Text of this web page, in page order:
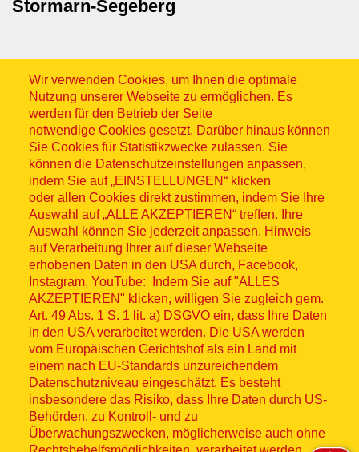
Stormarn-Segeberg
Wir verwenden Cookies, um Ihnen die optimale
Nutzung unserer Webseite zu ermöglichen. Es
werden für den Betrieb der Seite
notwendige Cookies gesetzt. Darüber hinaus können
Sie Cookies für Statistikzwecke zulassen. Sie
können die Datenschutzeinstellungen anpassen,
indem Sie auf „EINSTELLUNGEN“ klicken
oder allen Cookies direkt zustimmen, indem Sie Ihre
Auswahl auf „ALLE AKZEPTIEREN“ treffen. Ihre
Auswahl können Sie jederzeit anpassen. Hinweis
auf Verarbeitung Ihrer auf dieser Webseite
erhobenen Daten in den USA durch, Facebook,
Instagram, YouTube: Indem Sie auf "ALLES
AKZEPTIEREN" klicken, willigen Sie zugleich gem.
Art. 49 Abs. 1 S. 1 lit. a) DSGVO ein, dass Ihre Daten
in den USA verarbeitet werden. Die USA werden
vom Europäischen Gerichtshof als ein Land mit
einem nach EU-Standards unzureichendem
Datenschutzniveau eingeschätzt. Es besteht
insbesondere das Risiko, dass Ihre Daten durch US-
Behörden, zu Kontroll- und zu
Überwachungszwecken, möglicherweise auch ohne
Sitemap
© ASB 2026
Fußzeilenmenü
Impressum
Datenschutz
Kontakt
Hinweisgebersystem
Lieferkette